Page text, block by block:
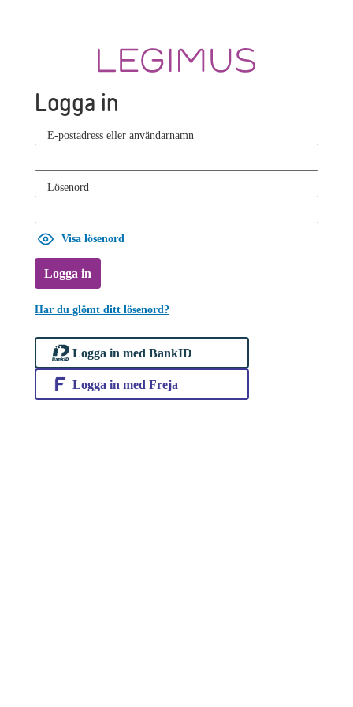
Logga in
E-postadress eller användarnamn
Lösenord
Visa lösenord
Logga in
Har du glömt ditt lösenord?
Logga in med BankID
Logga in med Freja